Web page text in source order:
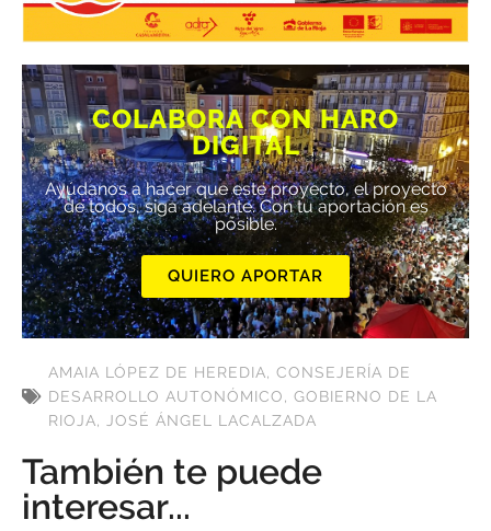
COLABORA CON HARO
DIGITAL
Ayúdanos a hacer que este proyecto, el proyecto
de todos, siga adelante. Con tu aportación es
posible.
QUIERO APORTAR
AMAIA LÓPEZ DE HEREDIA, CONSEJERÍA DE
DESARROLLO AUTONÓMICO, GOBIERNO DE LA
RIOJA, JOSÉ ÁNGEL LACALZADA
También te puede
interesar...